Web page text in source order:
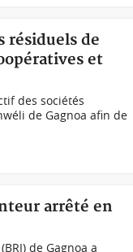
résiduels de
et
des sociétés
de Gagnoa afin de
arrêté en
de Gagnoa a